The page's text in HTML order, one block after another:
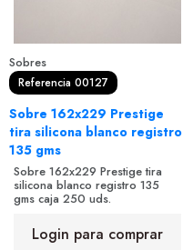
Sobres
Referencia 00127
Sobre 162x229 Prestige
tira silicona blanco registro
135 gms
Sobre 162x229 Prestige tira
silicona blanco registro 135
gms caja 250 uds.
Login para comprar